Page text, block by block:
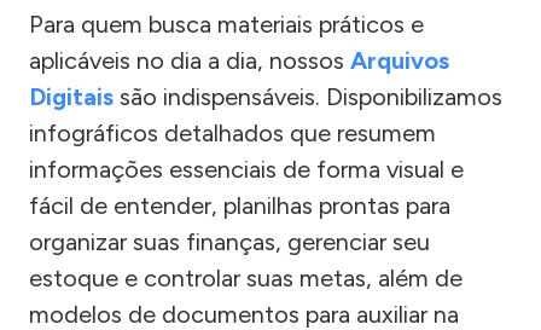
Para quem busca materiais práticos e
aplicáveis no dia a dia, nossos Arquivos
Digitais são indispensáveis. Disponibilizamos
infográficos detalhados que resumem
informações essenciais de forma visual e
fácil de entender, planilhas prontas para
organizar suas finanças, gerenciar seu
estoque e controlar suas metas, além de
modelos de documentos para auxiliar na